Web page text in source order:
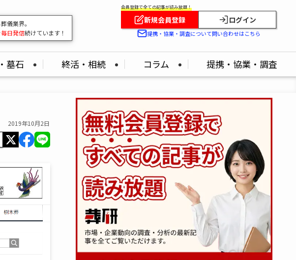
ま"がここでわかる！
をどこよりも早くお届け！
会員登録で全ての記事が読み放題！
新規会員登録 ログイン
提携・協業・調査について問い合わせはこちら
墓石 終活・相続 コラム 提携・協業・調査
2019年10月2日